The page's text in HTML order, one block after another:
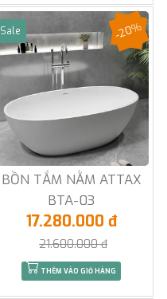
Sale
BỒN TẮM NẰM ATTAX
BTA-03
-20%
17.280.000 đ
21.600.000 đ
THÊM VÀO GIỎ HÀNG